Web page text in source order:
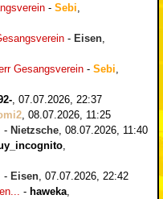
- Sebi
- Eisen
Gesangsverein - Sebi
07.07.2026, 22:37
08.07.2026, 11:25
- Nietzsche 08.07.2026, 11:40
- Eisen 07.07.2026, 22:42
- haweka